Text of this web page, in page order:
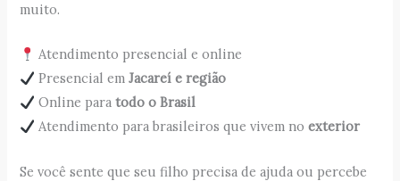
muito.
Atendimento presencial e online
Presencial emJacareí e região
Online paratodo o Brasil
Atendimento para brasileiros que vivem noexterior
Se você sente que seu filho precisa de ajuda ou percebe